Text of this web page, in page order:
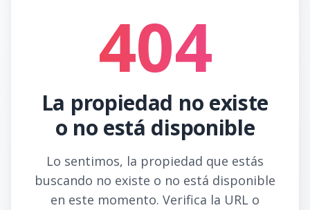
404
La propiedad no existe
o no está disponible
Lo sentimos, la propiedad que estás
buscando no existe o no está disponible
en este momento. Verifica la URL o